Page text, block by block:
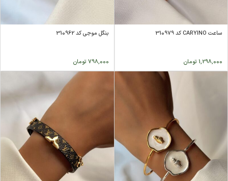
ساعت CARYINO کد 310979
1,298,000 تومان
بنگل موجی کد 310962
798,000 تومان